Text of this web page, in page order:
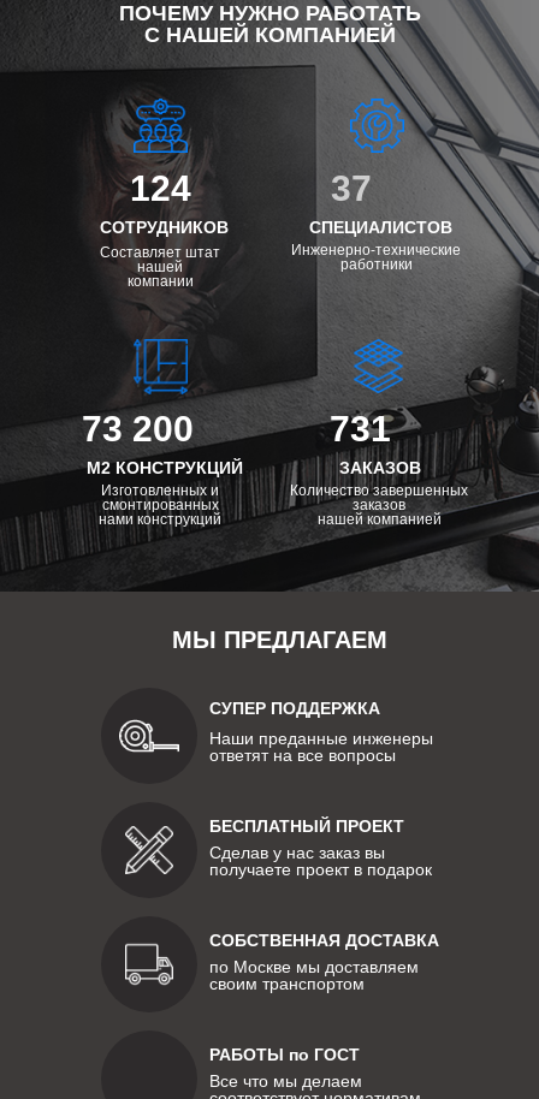
ПОЧЕМУ НУЖНО РАБОТАТЬ
С НАШЕЙ КОМПАНИЕЙ
124
СОТРУДНИКОВ
Составляет штат
нашей
компании
73 200
М2 КОНСТРУКЦИЙ
Изготовленных и
смонтированных
нами конструкций
731
ЗАКАЗОВ
Количество завершенных
заказов
нашей компанией
37
СПЕЦИАЛИСТОВ
Инженерно-технические
работники
МЫ ПРЕДЛАГАЕМ
СУПЕР ПОДДЕРЖКА
Наши преданные инженеры
ответят на все вопросы
БЕСПЛАТНЫЙ ПРОЕКТ
Сделав у нас заказ вы
получаете проект в подарок
СОБСТВЕННАЯ ДОСТАВКА
по Москве мы доставляем
своим транспортом
РАБОТЫ по ГОСТ
Все что мы делаем